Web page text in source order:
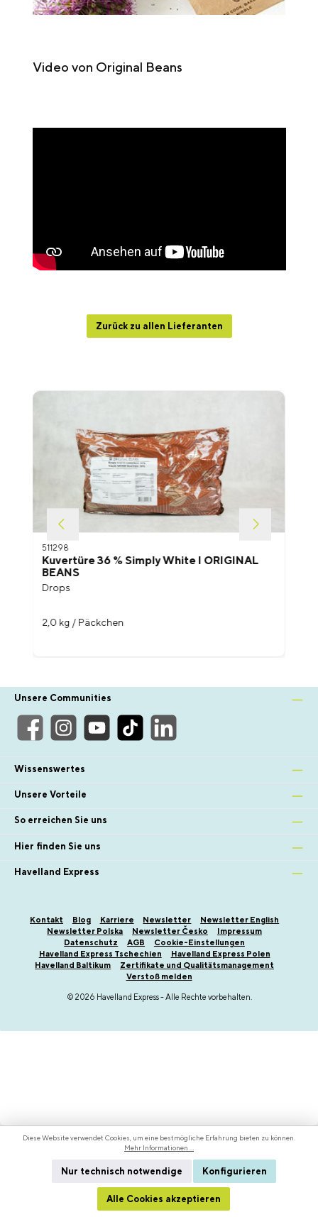
Video von Original Beans
Zurück zu allen Lieferanten
Produktgalerie überspringen
511298
Kuvertüre 36 % Simply White I ORIGINAL
BEANS
Drops
2,0 kg / Päckchen
Unsere Communities
Wissenswertes
Unsere Vorteile
So erreichen Sie uns
Hier finden Sie uns
Havelland Express
Kontakt Blog Karriere Newsletter
Newsletter English
Newsletter Polska
Newsletter Česko
Impressum
Datenschutz
AGB
Cookie-Einstellungen
Havelland Express Tschechien
Havelland Express Polen
Havelland Baltikum
Zertifikate und Qualitätsmanagement
Verstoß melden
© 2026 Havelland Express - Alle Rechte vorbehalten.
Diese Website verwendet Cookies, um eine bestmögliche Erfahrung bieten zu können.
Mehr Informationen ...
Nur technisch notwendige Konfigurieren
Alle Cookies akzeptieren